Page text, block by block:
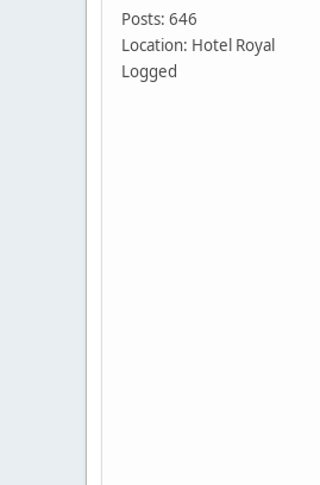
Posts: 646
Location: Hotel Royal
Logged